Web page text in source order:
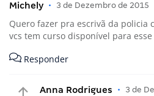
Michely • 3 de Dezembro de 2015
Quero fazer pra escrivã da policia
vcs tem curso disponível para esse
Responder
Anna Rodrigues • 3 de